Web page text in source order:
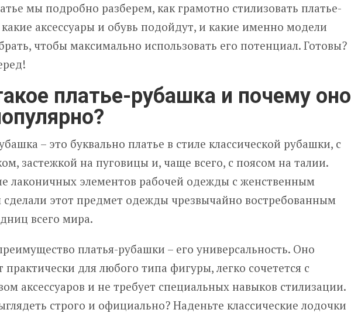
мы подробно разберем, как грамотно стилизовать платье-
аксессуары и обувь подойдут, и какие именно модели
чтобы максимально использовать его потенциал. Готовы?
платье-рубашка и почему оно
– это буквально платье в стиле классической рубашки, с
застежкой на пуговицы и, чаще всего, с поясом на талии.
лаконичных элементов рабочей одежды с женственным
сделали этот предмет одежды чрезвычайно востребованным
всего мира.
платья-рубашки – его универсальность. Оно
практически для любого типа фигуры, легко сочетется с
аксессуаров и не требует специальных навыков стилизации.
строго и официально? Наденьте классические лодочки